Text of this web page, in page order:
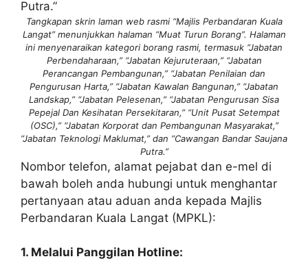
Tangkapan skrin laman web rasmi “Majlis Perbandaran Kuala
Langat” menunjukkan halaman “Muat Turun Borang”. Halaman
ini menyenaraikan kategori borang rasmi, termasuk “Jabatan
Perbendaharaan,” “Jabatan Kejuruteraan,” “Jabatan
Perancangan Pembangunan,” “Jabatan Penilaian dan
Pengurusan Harta,” “Jabatan Kawalan Bangunan,” “Jabatan
Landskap,” “Jabatan Pelesenan,” “Jabatan Pengurusan Sisa
Pepejal Dan Kesihatan Persekitaran,” “Unit Pusat Setempat
(OSC),” “Jabatan Korporat dan Pembangunan Masyarakat,”
“Jabatan Teknologi Maklumat,” dan “Cawangan Bandar Saujana
Putra.”
Nombor telefon, alamat pejabat dan e-mel di
bawah boleh anda hubungi untuk menghantar
pertanyaan atau aduan anda kepada Majlis
Perbandaran Kuala Langat (MPKL):
1. Melalui Panggilan Hotline: